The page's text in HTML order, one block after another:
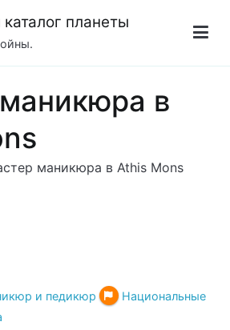
планеты
в
маникюра в Athis Mons
и педикюр
Национальные